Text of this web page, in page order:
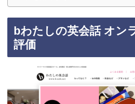
bわたしの英会話 オン
評価